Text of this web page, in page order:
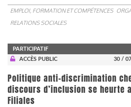
EMPLOI, FORMATION ET COMPÉTENCES
RELATIONS SOCIALES
PARTICIPATIF
ACCÈS PUBLIC
30 /
Politique anti-discrimination
discours d’inclusion se heurte
Filiales